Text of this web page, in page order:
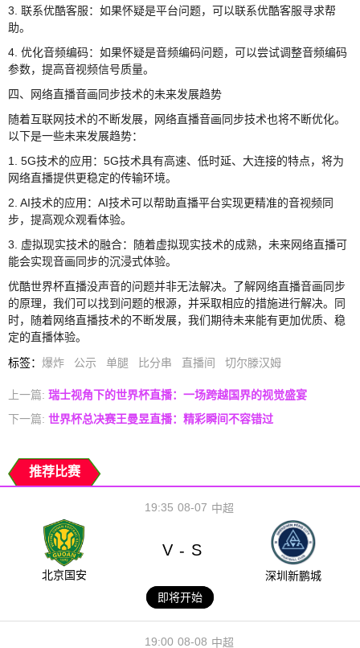
3. 联系优酷客服：如果怀疑是平台问题，可以联系优酷客服寻求帮
助。
4. 优化音频编码：如果怀疑是音频编码问题，可以尝试调整音频编码
参数，提高音视频信号质量。
四、网络直播音画同步技术的未来发展趋势
随着互联网技术的不断发展，网络直播音画同步技术也将不断优化。
以下是一些未来发展趋势：
1. 5G技术的应用：5G技术具有高速、低时延、大连接的特点，将为
网络直播提供更稳定的传输环境。
2. AI技术的应用：AI技术可以帮助直播平台实现更精准的音视频同
步，提高观众观看体验。
3. 虚拟现实技术的融合：随着虚拟现实技术的成熟，未来网络直播可
能会实现音画同步的沉浸式体验。
优酷世界杯直播没声音的问题并非无法解决。了解网络直播音画同步
的原理，我们可以找到问题的根源，并采取相应的措施进行解决。同
时，随着网络直播技术的不断发展，我们期待未来能有更加优质、稳
定的直播体验。
标签： 爆炸 公示 单腿 比分串 直播间 切尔滕汉姆
上一篇: 瑞士视角下的世界杯直播：一场跨越国界的视觉盛宴
下一篇: 世界杯总决赛王曼昱直播：精彩瞬间不容错过
推荐比赛
08-07
19:35 中超
北京国安
V - S
深圳新鹏城
即将开始
08-08
19:00 中超